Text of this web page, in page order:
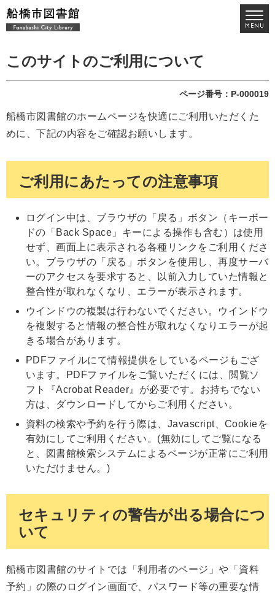
このサイトのご利用について
ページ番号：P-000019
船橋市図書館のホームページを快適にご利用いただくた
めに、下記の内容をご確認お願いします。
ご利用にあたっての注意事項
ログイン中は、ブラウザの「戻る」ボタン（キーボー
ドの「Back Space」キーによる操作も含む）は使用
せず、画面上に表示される各種リンクをご利用くださ
い。ブラウザの「戻る」ボタンを使用し、再度サーバ
ーのアクセスを要求すると、以前入力していた情報と
整合性が取れなくなり、エラーが表示されます。
ウインドウの複製は行わないでください。ウインドウ
を複製すると情報の整合性が取れなくなりエラーが起
きる場合があります。
PDFファイルにて情報提供をしているページもござ
います。PDFファイルをご覧いただくには、閲覧ソ
フト『Acrobat Reader』が必要です。お持ちでない
方は、ダウンロードしてからご利用ください。
資料の検索や予約を行う際は、Javascript、Cookieを
有効にしてご利用ください。(無効にしてご覧になる
と、図書館検索システムによるページが正常にご利用
いただけません。)
セキュリティの警告が出る場合につ
いて
船橋市図書館のサイトでは「利用者のページ」や「資料
予約」の際のログイン画面で、パスワード等の重要な情